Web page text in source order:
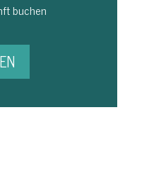
buchen